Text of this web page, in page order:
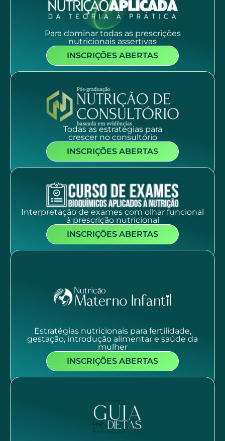
Para dominar todas as prescrições
nutricionais assertivas
INSCRIÇÕES ABERTAS
Todas as estratégias para
crescer no consultório
INSCRIÇÕES ABERTAS
Interpretação de exames com olhar funcional
à prescrição nutricional
INSCRIÇÕES ABERTAS
Estratégias nutricionais para fertilidade,
gestação, introdução alimentar e saúde da
mulher
INSCRIÇÕES ABERTAS